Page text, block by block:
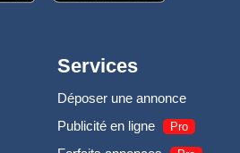
Services
Déposer une annonce
Publicité en ligne
Pro